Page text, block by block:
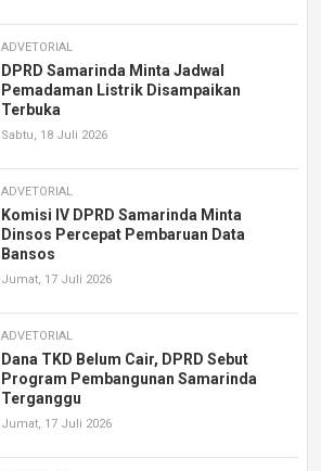
ADVETORIAL
DPRD Samarinda Minta Jadwal
Pemadaman Listrik Disampaikan
Terbuka
Sabtu, 18 Juli 2026
ADVETORIAL
Komisi IV DPRD Samarinda Minta
Dinsos Percepat Pembaruan Data
Bansos
Jumat, 17 Juli 2026
ADVETORIAL
Dana TKD Belum Cair, DPRD Sebut
Program Pembangunan Samarinda
Terganggu
Jumat, 17 Juli 2026